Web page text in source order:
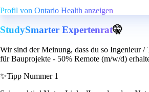
Profil von Ontario Health anzeigen
StudySmarter Expertenrat🤫
Wir sind der Meinung, dass du so Ingenieur /
für Bauprojekte - 50% Remote (m/w/d)
✨Tipp Nummer 1